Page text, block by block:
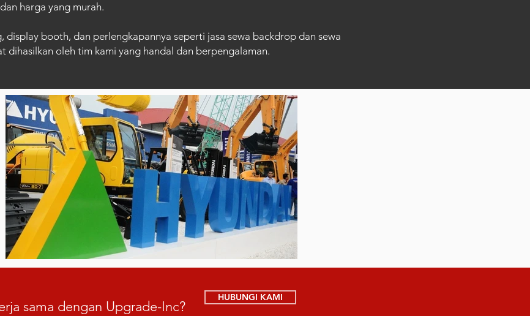
harga yang murah.
display booth, dan perlengkapannya seperti jasa sewa backdrop dan sewa
dihasilkan oleh tim kami yang handal dan berpengalaman.
sama dengan Upgrade-Inc?
HUBUNGI KAMI